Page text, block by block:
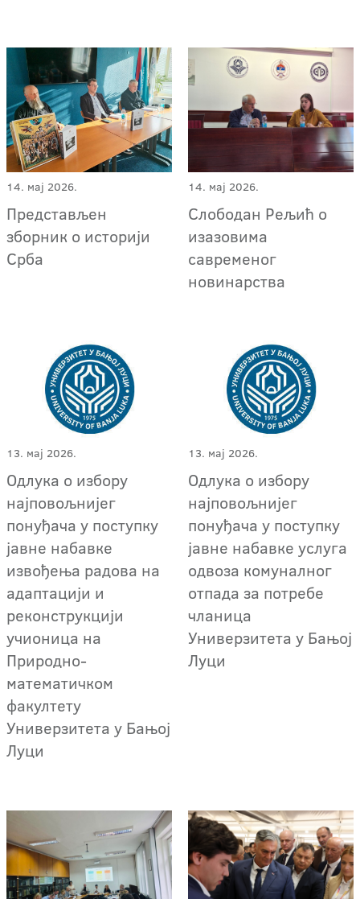
14. мај 2026.
Представљен
зборник о историји
Срба
14. мај 2026.
Слободан Рељић о
изазовима
савременог
новинарства
13. мај 2026.
Одлука о избору
најповољнијег
понуђача у поступку
јавне набавке
извођења радова на
адаптацији и
реконструкцији
учионица на
Природно-
математичком
факултету
Универзитета у Бањој
Луци
13. мај 2026.
Одлука о избору
најповољнијег
понуђача у поступку
јавне набавке услуга
одвоза комуналног
отпада за потребе
чланица
Универзитета у Бањој
Луци